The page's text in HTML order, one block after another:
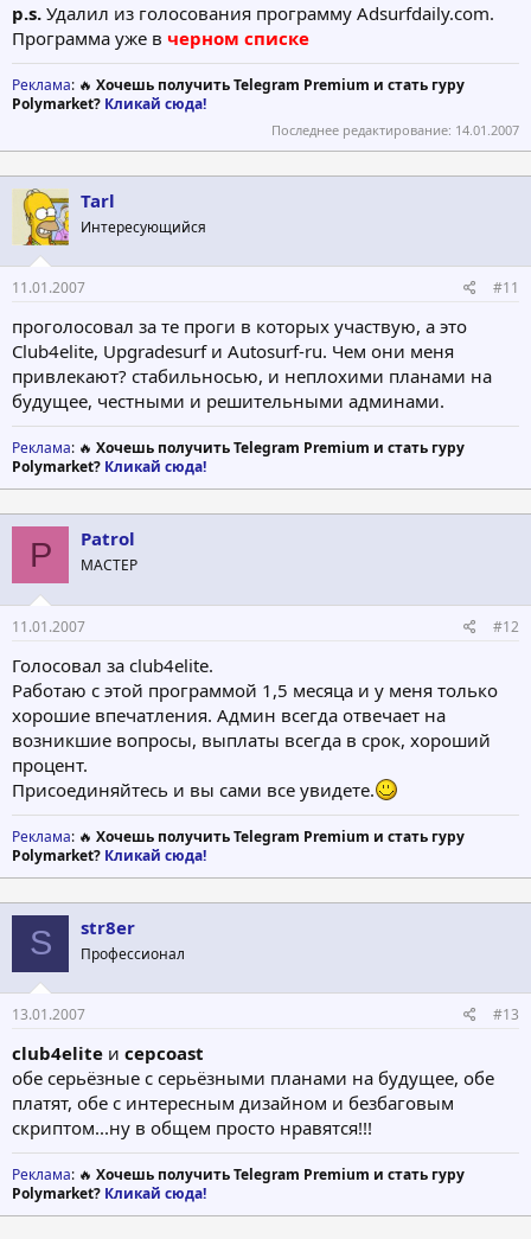
p.s. Удалил из голосования программу Adsurfdaily.com.
Программа уже в черном списке
Реклама: 🔥 Хочешь получить Telegram Premium и стать гуру
Polymarket? Кликай сюда!
Последнее редактирование: 14.01.2007
Tarl
Интересующийся
11.01.2007 #11
проголосовал за те проги в которых участвую, а это
Club4elite, Upgradesurf и Autosurf-ru. Чем они меня
привлекают? стабильносью, и неплохими планами на
будущее, честными и решительными админами.
Реклама: 🔥 Хочешь получить Telegram Premium и стать гуру
Polymarket? Кликай сюда!
P Patrol
МАСТЕР
11.01.2007 #12
Голосовал за club4elite.
Работаю с этой программой 1,5 месяца и у меня только
хорошие впечатления. Админ всегда отвечает на
возникшие вопросы, выплаты всегда в срок, хороший
процент.
Присоединяйтесь и вы сами все увидете.
Реклама: 🔥 Хочешь получить Telegram Premium и стать гуру
Polymarket? Кликай сюда!
S str8er
Профессионал
13.01.2007 #13
club4elite и cepcoast
обе серьёзные с серьёзными планами на будущее, обе
платят, обе с интересным дизайном и безбаговым
скриптом...ну в общем просто нравятся!!!
Реклама: 🔥 Хочешь получить Telegram Premium и стать гуру
Polymarket? Кликай сюда!